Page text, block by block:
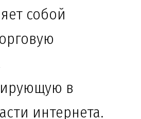
собой
в
интернета.